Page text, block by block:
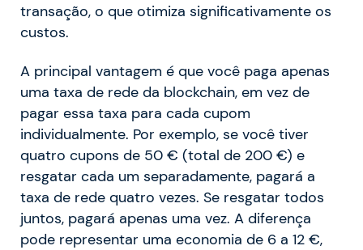
transação, o que otimiza significativamente os
custos.
A principal vantagem é que você paga apenas
uma taxa de rede da blockchain, em vez de
pagar essa taxa para cada cupom
individualmente. Por exemplo, se você tiver
quatro cupons de 50 € (total de 200 €) e
resgatar cada um separadamente, pagará a
taxa de rede quatro vezes. Se resgatar todos
juntos, pagará apenas uma vez. A diferença
pode representar uma economia de 6 a 12 €,